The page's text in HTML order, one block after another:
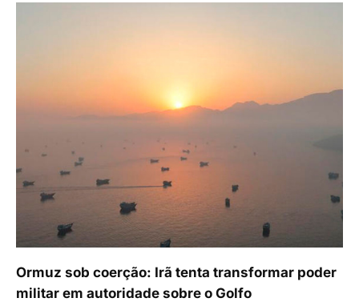
Ormuz sob coerção: Irã tenta transformar poder
militar em autoridade sobre o Golfo